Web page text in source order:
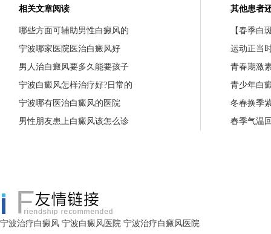
相关文章阅读
哪些方面可辅助男性白癜风的
宁波哪家医院医治白癜风好
男人治白癜风要多久能要孩子
宁波白癜风怎样治疗好?日常的
宁波哪有医治白癜风的医院
男性朋友患上白癜风该怎么诊
其他患者
【春季白
运动正当
青春期激
青少年白
冬春换季
春季气温
宁波治疗白癜风 宁波白癜风医院 宁波治疗白癜风医院